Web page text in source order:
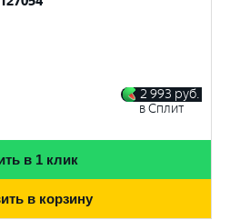
2 993 руб.
в Сплит
в 1 клик
в корзину